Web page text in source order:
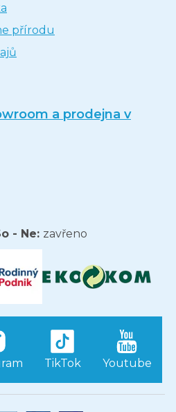
přírodu
a prodejna v
- Ne: zavřeno
TikTok Youtube